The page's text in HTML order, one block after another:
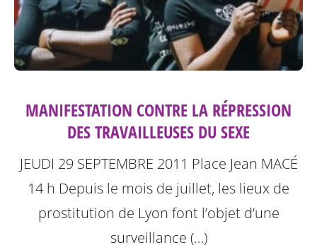
MANIFESTATION CONTRE LA RÉPRESSION
DES TRAVAILLEUSES DU SEXE
JEUDI 29 SEPTEMBRE 2011 Place Jean MACÉ
14 h Depuis le mois de juillet, les lieux de
prostitution de Lyon font l’objet d’une
surveillance (…)